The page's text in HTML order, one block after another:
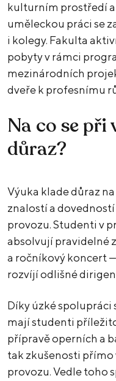
kulturním prostředí
uměleckou práci se
i kolegy. Fakulta
pobyty v rámci
mezinárodních
dveře k profesnímu
Na co se při
důraz?
Výuka klade důraz
znalostí a
provozu. Studenti v
absolvují pravidelné
a ročníkový koncert
rozvíjí odlišné
Díky úzké
mají studenti
přípravě operních a
tak zkušenosti
provozu. Vedle toho